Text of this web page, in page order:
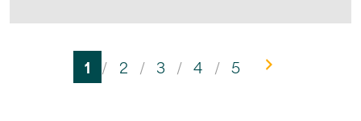
1 / 2 / 3 / 4 / 5